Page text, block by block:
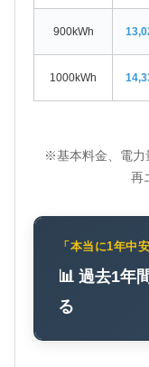
900kWh
1000kWh
※基本料金、電力
再
「本当に1年中
📊 過去1年
る